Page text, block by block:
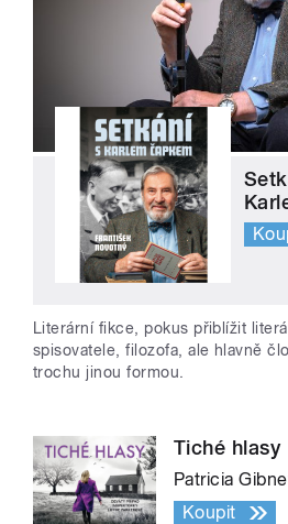
Literární fikce, pokus přiblížit
spisovatele, filozofa, ale hlavně
trochu jinou formou.
Tiché hlasy
Patricia
Koupit